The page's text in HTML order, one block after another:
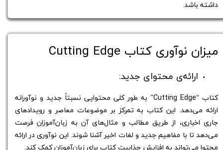
داشته باشد.
کتاب “Cutting Edge” به طور کلی محتوایی نسبتاً جدید و نوآورانه
ارائه می‌دهد. این کتاب به تمرکز بر موضوعات معاصر و رویدادهای
جاری اخباری، از طریق مطالب و مثال‌های آن به زبان‌آموزان فرصت
می‌دهد تا با مفاهیم جدید و لغات اخیر آشنا شوند. این نوآوری در ارائه
محتوا می‌تواند به افزایش جذابیت کتاب برای زبان‌آموزان کمک کند.
ارائه‌ی محتوای جدید:
میزان نوآوری کتاب Cutting Edge